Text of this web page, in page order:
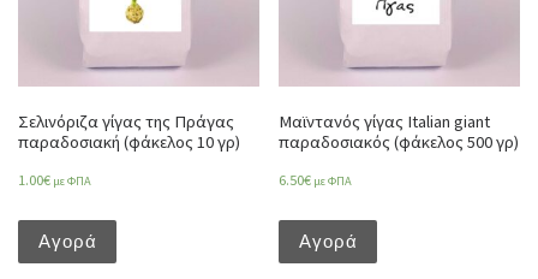
Σελινόριζα γίγας της Πράγας
παραδοσιακή (φάκελος 10 γρ)
1.00€ με ΦΠΑ
Αγορά
Μαϊντανός γίγας Italian giant
παραδοσιακός (φάκελος 500 γρ)
6.50€ με ΦΠΑ
Αγορά